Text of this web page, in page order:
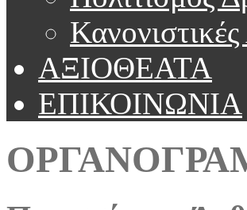
ΑΞΙΟΘΕΑΤΑ
ΕΠΙΚΟΙΝΩΝΙΑ